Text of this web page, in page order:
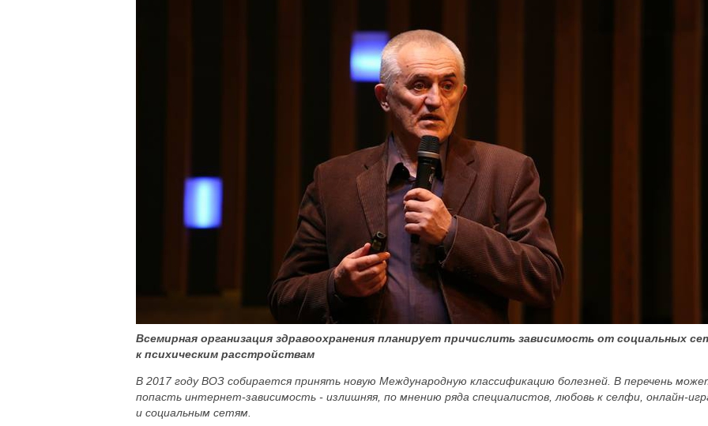
Всемирная организация здравоохранения планирует причислить зависимость от социальных
к психическим расстройствам
В 2017 году ВОЗ собирается принять новую Международную классификацию болезней. В перечень
попасть интернет-зависимость - излишняя, по мнению ряда специалистов, любовь к селфи, онлайн-
и социальным сетям.